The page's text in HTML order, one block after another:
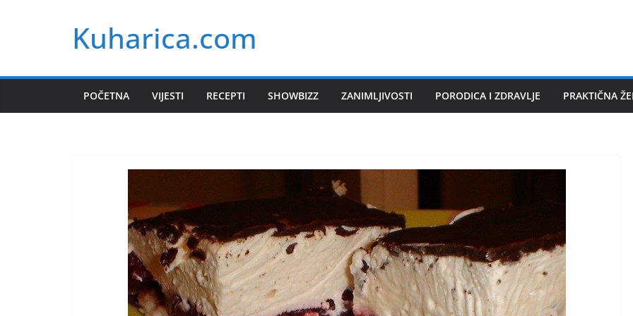
Kuharica.com
POČETNA VIJESTI RECEPTI SHOWBIZZ ZANIMLJIVOSTI PORODICA I ZDRAVLJE PRAKTIČNA